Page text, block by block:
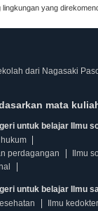
lingkungan yang
dari Nagasaki
mata kuliah
untuk belajar Ilmu
hukum
perdagangan
Ilmu
untuk belajar Ilmu
Ilmu